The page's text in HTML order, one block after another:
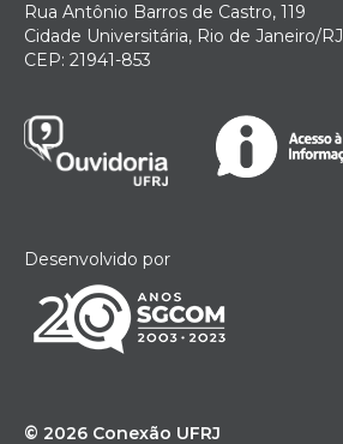
Rua Antônio Barros de Castro, 119
Cidade Universitária, Rio de Janeiro/RJ
CEP: 21941-853
Desenvolvido por
© 2026 Conexão UFRJ